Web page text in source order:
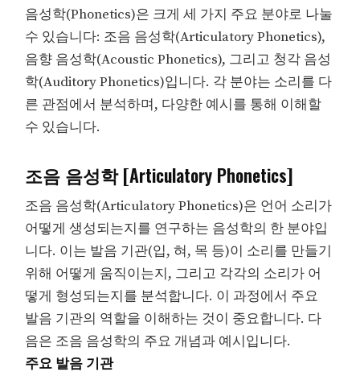
음성학(Phonetics)은 크게 세 가지 주요 분야로 나눌
수 있습니다: 조음 음성학(Articulatory Phonetics),
음향 음성학(Acoustic Phonetics), 그리고 청각 음성
학(Auditory Phonetics)입니다. 각 분야는 소리를 다
른 관점에서 분석하며, 다양한 예시를 통해 이해할
수 있습니다.
조음 음성학 [Articulatory Phonetics]
조음 음성학(Articulatory Phonetics)은 언어 소리가
어떻게 생성되는지를 연구하는 음성학의 한 분야입
니다. 이는 발음 기관(입, 혀, 목 등)이 소리를 만들기
위해 어떻게 움직이는지, 그리고 각각의 소리가 어
떻게 형성되는지를 분석합니다. 이 과정에서 주요
발음 기관의 역할을 이해하는 것이 중요합니다. 다
음은 조음 음성학의 주요 개념과 예시입니다.
주요 발음 기관